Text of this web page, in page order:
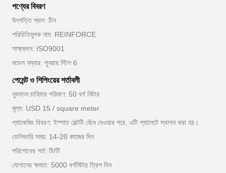
পণ্যের বিবরণ
উৎপত্তি স্থল: চীন
পরিচিতিমুলক নাম: REINFORCE
সাক্ষ্যদান: ISO9001
মডেল নম্বার: পুনরায় স্টিল 6
পেমেন্ট ও শিপিংয়ের শর্তাবলী
ন্যূনতম চাহিদার পরিমাণ: 50 বর্গ মিটার
মূল্য: USD 15 / square meter
প্যাকেজিং বিবরণ: ইস্পাত বেল্টটি বেঁধে দেওয়ার পরে, এটি প্যালেটে স্থাপন করা হয়।
ডেলিভারি সময়: 14-20 কাজের দিন
পরিশোধের শর্ত: টি/টি
যোগানের ক্ষমতা: 5000 বর্গমিটার ত্রিশ দিন